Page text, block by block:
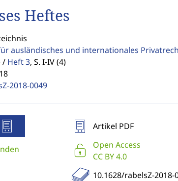
Heftes
ausländisches und internationales
/ Heft 3, S. I-IV (4)
2018-0049
Artikel PDF
Open Access
CC BY 4.0
10.1628/rabelsZ-2018-